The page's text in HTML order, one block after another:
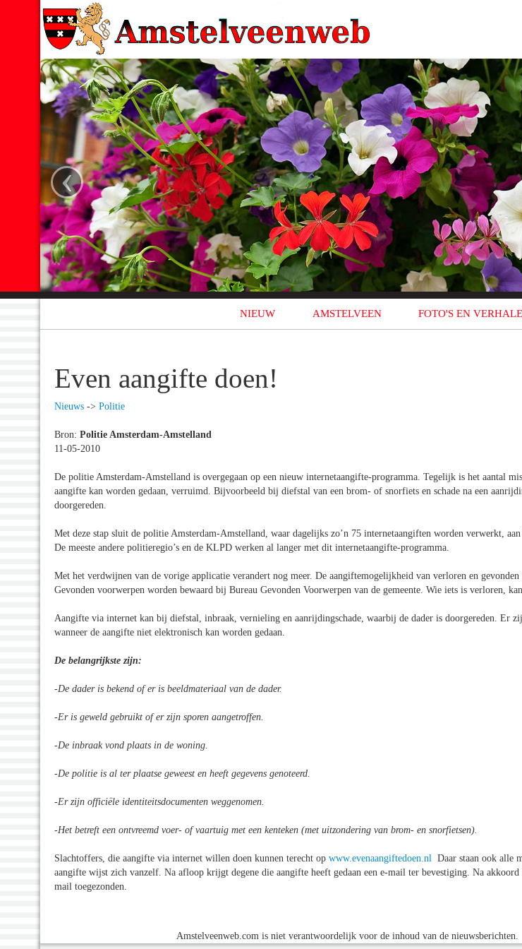
‹
NIEUW AMSTELVEEN FOTO'S EN
Even aangifte doen!
Nieuws -> Politie
Bron: Politie Amsterdam-Amstelland
11-05-2010
De politie Amsterdam-Amstelland is overgegaan op een nieuw internetaangifte-programma. Tegelijk is het aantal
aangifte kan worden gedaan, verruimd. Bijvoorbeeld bij diefstal van een brom- of snorfiets en schade na een
doorgereden.
Met deze stap sluit de politie Amsterdam-Amstelland, waar dagelijks zo’n 75 internetaangiften worden verwerkt,
De meeste andere politieregio’s en de KLPD werken al langer met dit internetaangifte-programma.
Met het verdwijnen van de vorige applicatie verandert nog meer. De aangiftemogelijkheid van verloren en gevonden
Gevonden voorwerpen worden bewaard bij Bureau Gevonden Voorwerpen van de gemeente. Wie iets is verloren, kan
Aangifte via internet kan bij diefstal, inbraak, vernieling en aanrijdingschade, waarbij de dader is doorgereden. Er
wanneer de aangifte niet elektronisch kan worden gedaan.
De belangrijkste zijn:
-De dader is bekend of er is beeldmateriaal van de dader.
-Er is geweld gebruikt of er zijn sporen aangetroffen.
-De inbraak vond plaats in de woning.
-De politie is al ter plaatse geweest en heeft gegevens genoteerd.
-Er zijn officiële identiteitsdocumenten weggenomen.
-Het betreft een ontvreemd voer- of vaartuig met een kenteken (met uitzondering van brom- en snorfietsen).
Slachtoffers, die aangifte via internet willen doen kunnen terecht op www.evenaangiftedoen.nl Daar staan ook alle
aangifte wijst zich vanzelf. Na afloop krijgt degene die aangifte heeft gedaan een e-mail ter bevestiging. Na
mail toegezonden.
Amstelveenweb.com is niet verantwoordelijk voor de inhoud van de nieuwsberichten.